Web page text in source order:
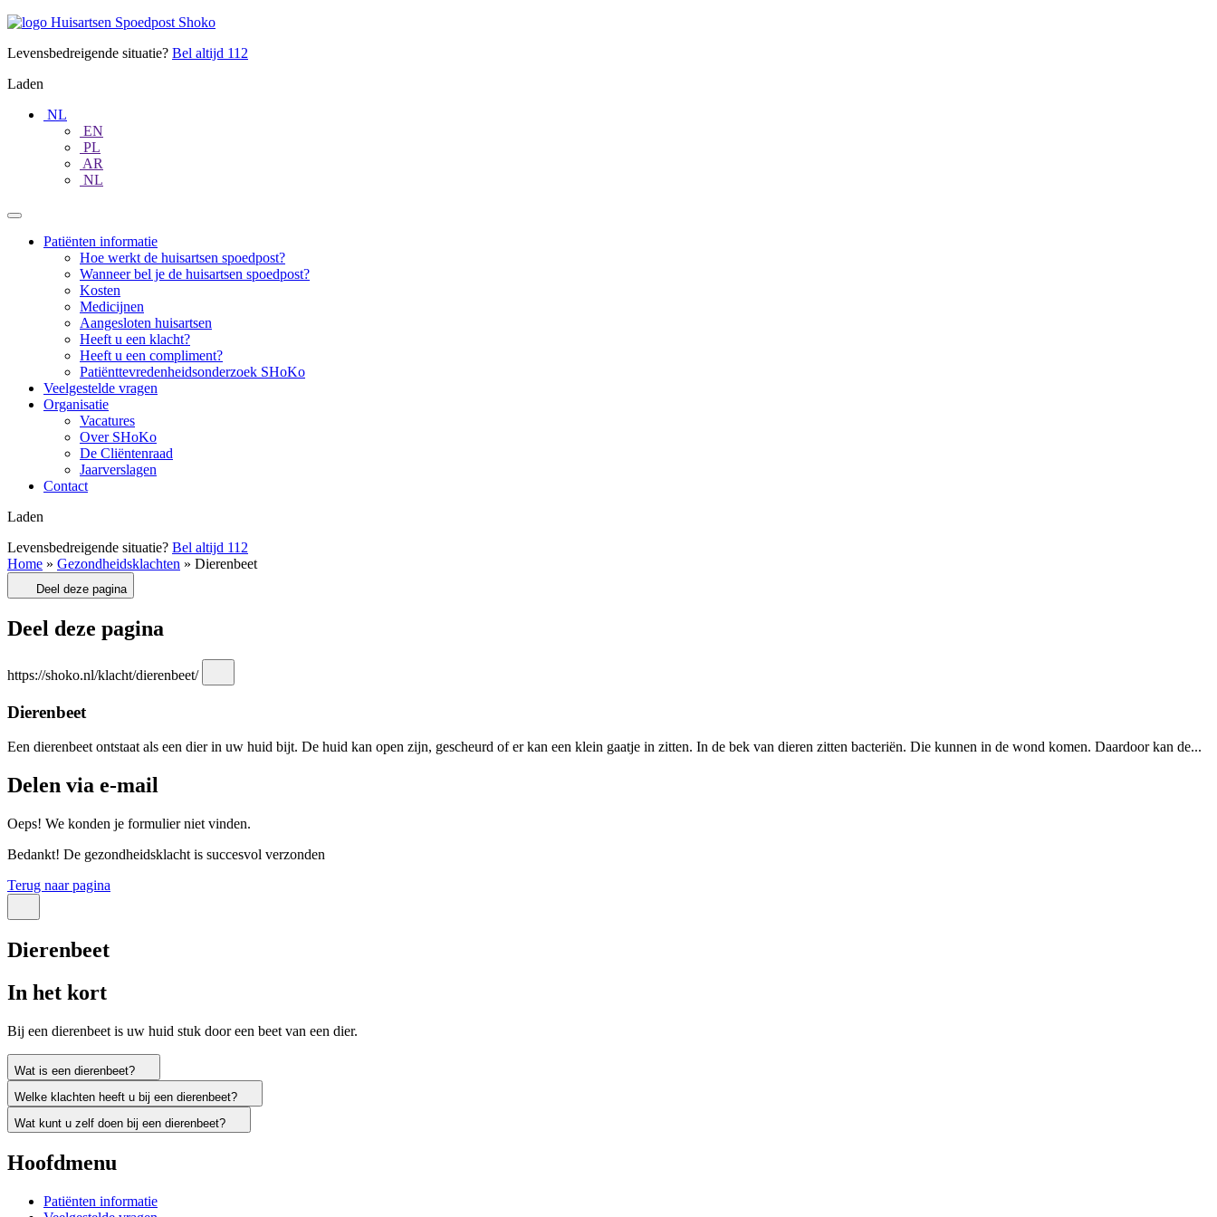
Doorgaan
content
Huisartsen
Shoko
Levensbedreigende situatie? Bel altijd 112
Laden
NL
EN
PL
AR
NL
Patiënten informatie
Hoe werkt de huisartsen spoedpost?
Wanneer bel je de huisartsen spoedpost?
Kosten
Medicijnen
Aangesloten huisartsen
Heeft u een klacht?
Heeft u een compliment?
Patiënttevredenheidsonderzoek SHoKo
Veelgestelde vragen
Organisatie
Vacatures
Over SHoKo
De Cliëntenraad
Jaarverslagen
Contact
Laden
Levensbedreigende situatie? Bel altijd 112
Home » Gezondheidsklachten » Dierenbeet
Deel deze pagina
Deel deze pagina
https://shoko.nl/klacht/dierenbeet/
Dierenbeet
Een dierenbeet ontstaat als een dier in uw huid bijt. De huid kan open zijn, gescheurd of er kan een klein gaatje in zitten. In de bek van dieren zitten bacteriën. Die kunnen in de wond komen. Daardoor kan de...
Delen via e-mail
Oeps! We konden je formulier niet vinden.
Bedankt! De gezondheidsklacht is succesvol verzonden
Terug naar pagina
Dierenbeet
In het kort
Bij een dierenbeet is uw huid stuk door een beet van een dier.
Wat is een dierenbeet?
Welke klachten heeft u bij een dierenbeet?
Wat kunt u zelf doen bij een dierenbeet?
Hoofdmenu
Patiënten informatie